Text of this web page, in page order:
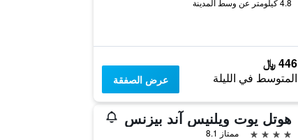
4.8 كيلومتر عن وسط المدينة
446 ﷼
المتوسط في الليلة عرض الصفقة
هوتل يوت ويلنيس آند بيزنس
4 نجوم
ممتاز 8.1